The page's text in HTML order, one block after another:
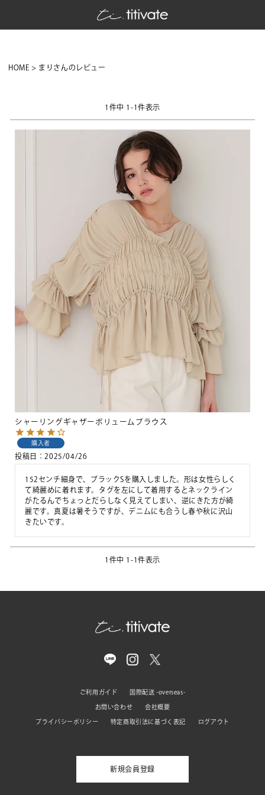
HOME まりさんのレビュー
1 件中 1 -1件表示
シャーリングギャザーボリュームブラウス
購入者
投稿日 2025/04/26
152センチ細身で、ブラックSを購入しました。形は女性らしく
て綺麗めに着れます。タグを左にして着用するとネックライン
がたるんでちょっとだらしなく見えてしまい、逆にきた方が綺
麗です。真夏は暑そうですが、デニムにも合うし春や秋に沢山
きたいです。
1 件中 1 -1件表示
ご利用ガイド 国際配送 -overseas-
お問い合わせ 会社概要
プライバシーポリシー 特定商取引法に基づく表記 ログアウト
新規会員登録